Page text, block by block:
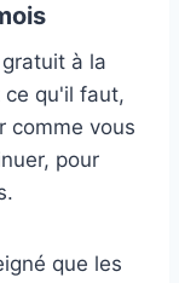
à la
ce qu'il faut,
comme vous
pour
que les